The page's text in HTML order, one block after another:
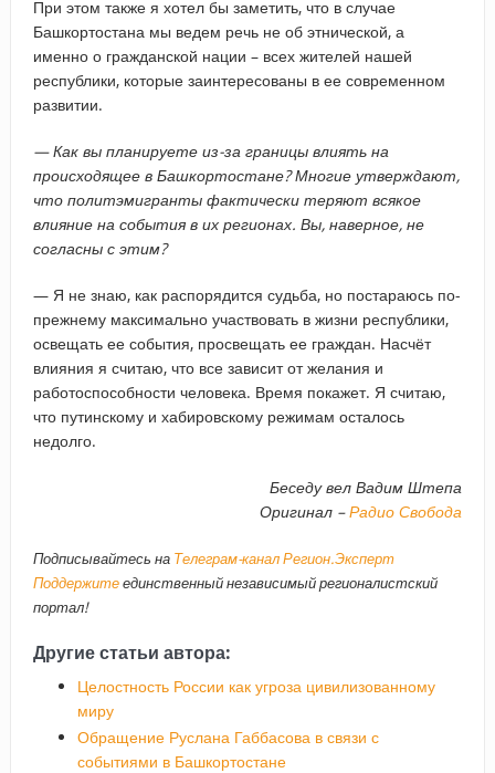
При этом также я хотел бы заметить, что в случае
Башкортостана мы ведем речь не об этнической, а
именно о гражданской нации – всех жителей нашей
республики, которые заинтересованы в ее современном
развитии.
— Как вы планируете из-за границы влиять на
происходящее в Башкортостане? Многие утверждают,
что политэмигранты фактически теряют всякое
влияние на события в их регионах. Вы, наверное, не
согласны с этим?
— Я не знаю, как распорядится судьба, но постараюсь по-
прежнему максимально участвовать в жизни республики,
освещать ее события, просвещать ее граждан. Насчёт
влияния я считаю, что все зависит от желания и
работоспособности человека. Время покажет. Я считаю,
что путинскому и хабировскому режимам осталось
недолго.
Беседу вел Вадим Штепа
Оригинал –Радио Свобода
Подписывайтесь на Телеграм-канал Регион.Эксперт
Поддержитеединственный независимый регионалистский
портал!
Другие статьи автора:
Целостность России как угроза цивилизованному
миру
Обращение Руслана Габбасова в связи с
событиями в Башкортостане